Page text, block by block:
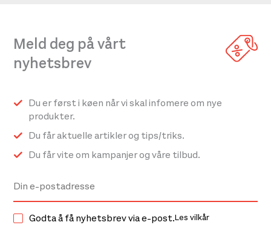
Meld deg på vårt
nyhetsbrev
Du er først i køen når vi skal infomere om nye
produkter.
Du får aktuelle artikler og tips/triks.
Du får vite om kampanjer og våre tilbud.
Godta å få nyhetsbrev via e-post.Les vilkår